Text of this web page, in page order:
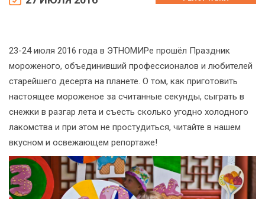
23-24 июля 2016 года в ЭТНОМИРе прошёл Праздник
мороженого, объединивший профессионалов и любителей
старейшего десерта на планете. О том, как приготовить
настоящее мороженое за считанные секунды, сыграть в
снежки в разгар лета и съесть сколько угодно холодного
лакомства и при этом не простудиться, читайте в нашем
вкусном и освежающем репортаже!